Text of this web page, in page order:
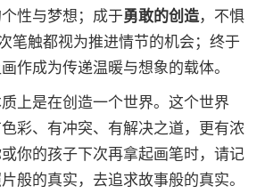
性与梦想；成于勇敢的创造，不惧
笔触都视为推进情节的机会；终于
作成为传递温暖与想象的载体。
上是在创造一个世界。这个世界
彩、有冲突、有解决之道，更有浓
你的孩子下次再拿起画笔时，请记
般的真实，去追求故事般的真实。